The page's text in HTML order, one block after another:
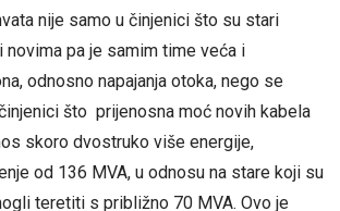
nije samo u činjenici što su stari
novima pa je samim time veća i
odnosno napajanja otoka, nego se
što prijenosna moć novih kabela
skoro dvostruko više energije,
od 136 MVA, u odnosu na stare koji su
teretiti s približno 70 MVA. Ovo je